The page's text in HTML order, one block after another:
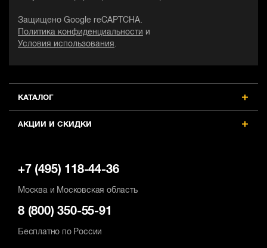
КАТАЛОГ
АКЦИИ И СКИДКИ
Защищено Google reCAPTCHA.
Политика конфиденциальности и
Условия использования
+7 (495) 118-44-36
Москва и Московская область
8 (800) 350-55-91
Бесплатно по России